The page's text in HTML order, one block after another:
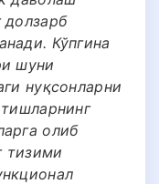
долзарб
Кўпгина
шуни
нуқсонларни
олиб
тизими